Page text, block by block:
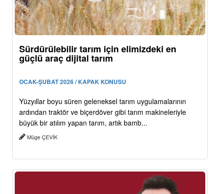
Sürdürülebilir tarım için elimizdeki en
güçlü araç dijital tarım
OCAK-ŞUBAT 2026 / KAPAK KONUSU
Yüzyıllar boyu süren geleneksel tarım uygulamalarının
ardından traktör ve biçerdöver gibi tarım makineleriyle
büyük bir atılım yapan tarım, artık bamb...
Müge ÇEVİK